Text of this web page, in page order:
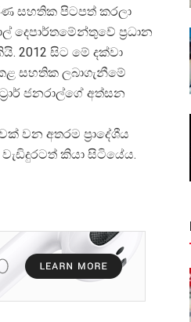
සහතික පිටපත් කරලා
දෙපාර්තමේන්තුවේ ප්‍රධාන
2012 සිට මේ දක්වා
සහතික ලබාගැනීමේ
ජනරාල්ගේ අත්සන
වන අතරම ප්‍රාදේශීය
කියා සිටියේය.